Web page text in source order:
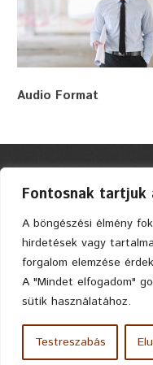
Fontosnak
A böngészési élmény
hirdetések vagy
forgalom elemzése
A "Mindet elfogadom"
sütik használatához.
Testreszabás
Audio Format
Faszerkezetes